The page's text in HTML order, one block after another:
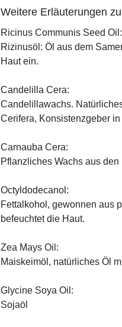
Weitere Erläuterungen
Ricinus Communis Seed Oil:
Rizinusöl: Öl aus dem
Haut ein.
Candelilla Cera:
Candelillawachs.
Cerifera, Konsistenzgeber
Carnauba Cera:
Pflanzliches Wachs aus
Octyldodecanol:
Fettalkohol, gewonnen aus
befeuchtet die Haut.
Zea Mays Oil:
Maiskeimöl, natürliches Öl
Glycine Soya Oil:
Sojaöl